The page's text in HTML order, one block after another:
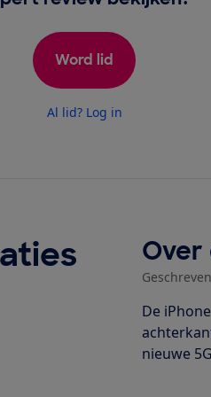
Word lid
Al lid? Log in
De
nieuwe